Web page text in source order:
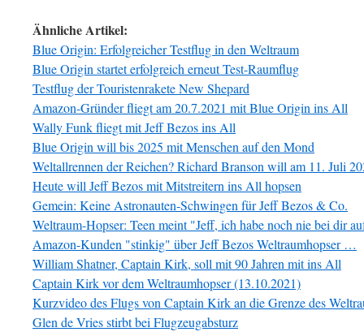
Ähnliche Artikel:
Blue Origin: Erfolgreicher Testflug in den Weltraum
Blue Origin startet erfolgreich erneut Test-Raumflug
Testflug der Touristenrakete New Shepard
Amazon-Gründer fliegt am 20.7.2021 mit Blue Origin ins All
Wally Funk fliegt mit Jeff Bezos ins All
Blue Origin will bis 2025 mit Menschen auf den Mond
Weltallrennen der Reichen? Richard Branson will am 11. Juli
Heute will Jeff Bezos mit Mitstreitern ins All hopsen
Gemein: Keine Astronauten-Schwingen für Jeff Bezos & Co.
Weltraum-Hopser: Teen meint "Jeff, ich habe noch nie bei dir
Amazon-Kunden "stinkig" über Jeff Bezos Weltraumhopser …
William Shatner, Captain Kirk, soll mit 90 Jahren mit ins All
Captain Kirk vor dem Weltraumhopser (13.10.2021)
Kurzvideo des Flugs von Captain Kirk an die Grenze des
Glen de Vries stirbt bei Flugzeugabsturz